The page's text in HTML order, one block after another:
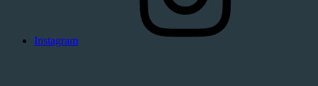
Instagram